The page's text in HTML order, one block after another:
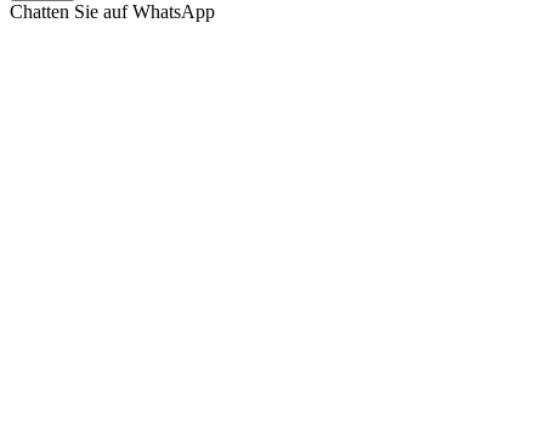
Chatten Sie auf WhatsApp